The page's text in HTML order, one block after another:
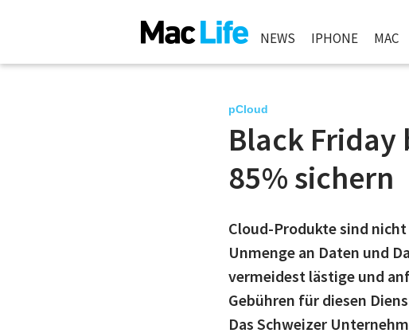
NEWS IPHONE MAC
pCloud
Black Friday
85% sichern
Cloud-Produkte sind
Unmenge an Daten und
vermeidest lästige und
Gebühren für diesen
Das Schweizer